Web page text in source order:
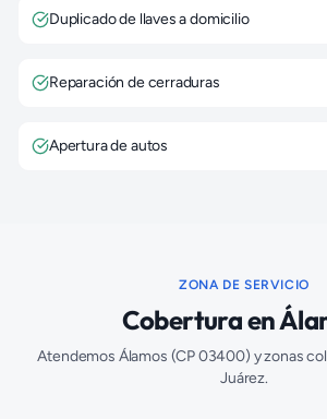
Duplicado de llaves a domicilio
Reparación de cerraduras
Apertura de autos
ZONA DE SERVICIO
Cobertura en
Atendemos Álamos (CP03400) y zonas
Juárez.